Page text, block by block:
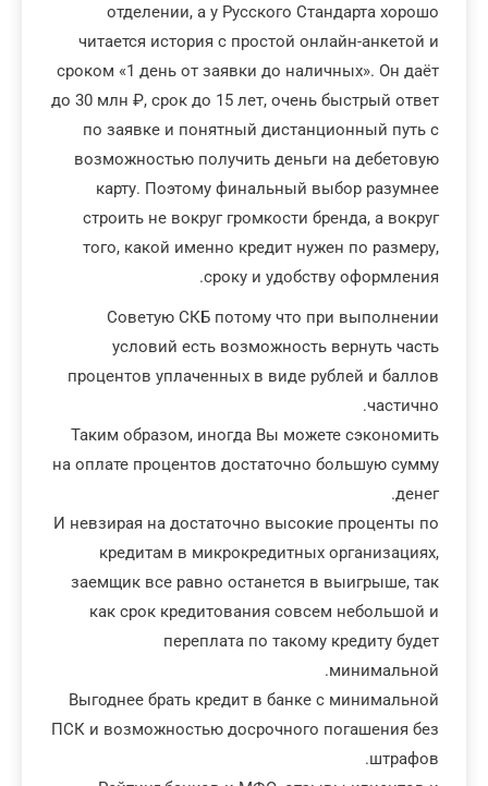
отделении, а у Русского Стандарта хорошо
читается история с простой онлайн-анкетой и
сроком «1 день от заявки до наличных». Он даёт
до 30 млн ₽, срок до 15 лет, очень быстрый ответ
по заявке и понятный дистанционный путь с
возможностью получить деньги на дебетовую
карту. Поэтому финальный выбор разумнее
строить не вокруг громкости бренда, а вокруг
того, какой именно кредит нужен по размеру,
сроку и удобству оформления.
Советую СКБ потому что при выполнении
условий есть возможность вернуть часть
процентов уплаченных в виде рублей и баллов
частично.
Таким образом, иногда Вы можете сэкономить
на оплате процентов достаточно большую сумму
денег.
И невзирая на достаточно высокие проценты по
кредитам в микрокредитных организациях,
заемщик все равно останется в выигрыше, так
как срок кредитования совсем небольшой и
переплата по такому кредиту будет
минимальной.
Выгоднее брать кредит в банке с минимальной
ПСК и возможностью досрочного погашения без
штрафов.